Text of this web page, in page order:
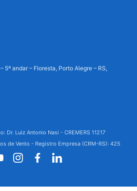
5º andar – Floresta, Porto Alegre – RS,
Dr. Luiz Antonio Nasi - CREMERS 11217
de Vento - Registro Empresa (CRM-RS): 425